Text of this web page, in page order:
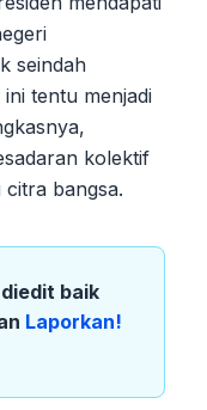
seindah
tentu menjadi
kolektif
bangsa.
baik
Laporkan!